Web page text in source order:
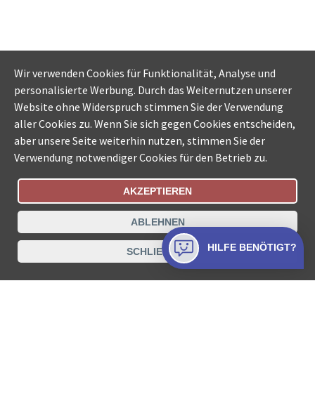
Bestellungsstatus Ämtersuche der Schweiz
Datenschutz Impressum Nutzungsbestimmungen
Kontakt
Wir verwenden Cookies für Funktionalität, Analyse und
personalisierte Werbung. Durch das Weiternutzen unserer
Website ohne Widerspruch stimmen Sie der Verwendung
aller Cookies zu. Wenn Sie sich gegen Cookies entscheiden,
aber unsere Seite weiterhin nutzen, stimmen Sie der
Verwendung notwendiger Cookies für den Betrieb zu.
AKZEPTIEREN
ABLEHNEN
SCHLIESSEN HILFE BENÖTIGT?